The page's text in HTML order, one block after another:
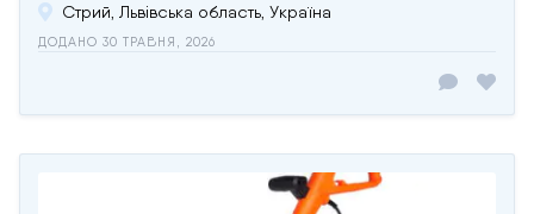
Стрий, Львівська область, Україна
ДОДАНО 30 ТРАВНЯ, 2026